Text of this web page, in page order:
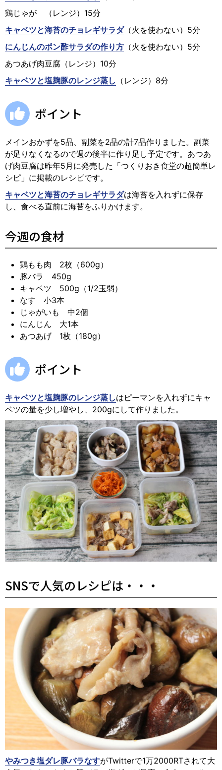
鶏じゃが （レンジ）15分
キャベツと海苔のチョレギサラダ（火を使わない）5分
にんじんのポン酢サラダの作り方 （火を使わない）5分
あつあげ肉豆腐（レンジ）10分
キャベツと塩麹豚のレンジ蒸し （レンジ）8分
ポイント
メインおかずを5品、副菜を2品の計7品作りました。副菜
が足りなくなるので週の後半に作り足し予定です。あつあ
げ肉豆腐は昨年5月に発売した「つくりおき食堂の超簡単レ
シピ」に掲載のレシピです。
キャベツと海苔のチョレギサラダは海苔を入れずに保存
し、食べる直前に海苔をふりかけます。
今週の食材
鶏もも肉 2枚（600g）
豚バラ 450g
キャベツ 500g（1/2玉弱）
なす 小3本
じゃがいも 中2個
にんじん 大1本
あつあげ 1枚（180g）
ポイント
キャベツと塩麹豚のレンジ蒸しはピーマンを入れずにキャ
ベツの量を少し増やし、200gにして作りました。
SNSで人気のレシピは・・・
やみつき塩ダレ豚バラなすがTwitterで1万2000RTされて大